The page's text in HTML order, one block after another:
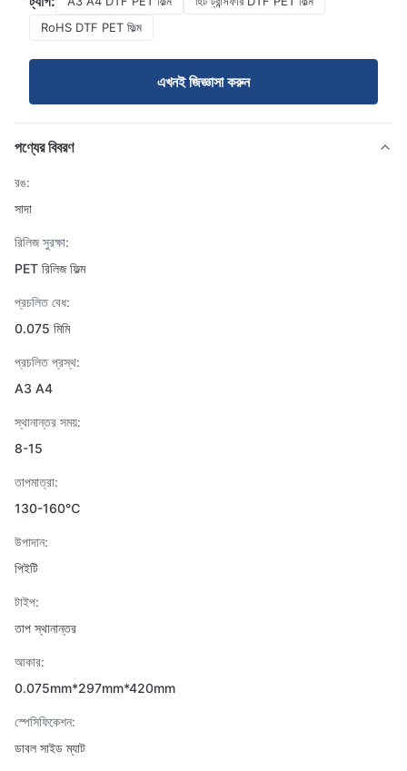
RoHS DTF PET ফিল্ম
এখনই জিজ্ঞাসা করুন
পণ্যের বিবরণ
রঙ:
সাদা
রিলিজ সুরক্ষা:
PET রিলিজ ফিল্ম
প্রচলিত বেধ:
0.075 মিমি
প্রচলিত প্রস্থ:
A3 A4
স্থানান্তর সময়:
8-15
তাপমাত্রা:
130-160℃
উপাদান:
পিইটি
টাইপ:
তাপ স্থানান্তর
আকার:
0.075mm*297mm*420mm
স্পেসিফিকেশন:
ডাবল সাইড ম্যাট